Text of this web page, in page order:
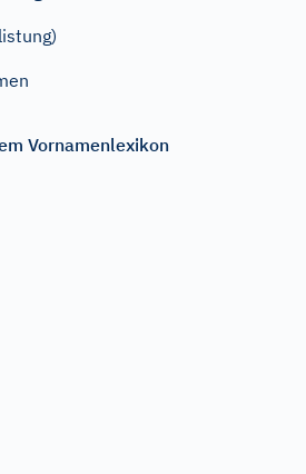
Vornamenlexikon